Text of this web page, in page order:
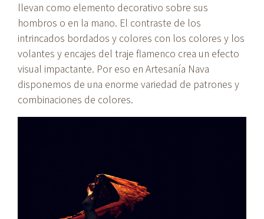
llevan como elemento decorativo sobre sus
hombros o en la mano. El contraste de los
intrincados bordados y colores con los colores y los
volantes y encajes del traje flamenco crea un efecto
visual impactante. Por eso en Artesanía Nava
disponemos de una enorme variedad de patrones y
combinaciones de colores.